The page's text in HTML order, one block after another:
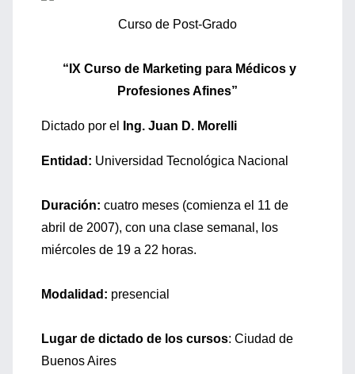
Curso de Post-Grado
“IX Curso de Marketing para Médicos y
Profesiones Afines”
Dictado por el Ing. Juan D. Morelli
Entidad: Universidad Tecnológica Nacional
Duración: cuatro meses (comienza el 11 de
abril de 2007), con una clase semanal, los
miércoles de 19 a 22 horas.
Modalidad: presencial
Lugar de dictado de los cursos: Ciudad de
Buenos Aires